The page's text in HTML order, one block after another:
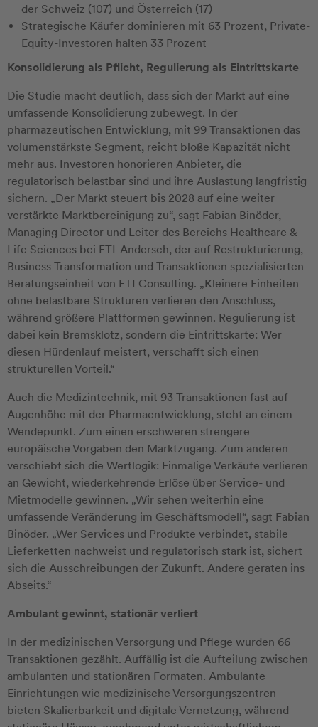
der Schweiz (107) und Österreich (17)
Strategische Käufer dominieren mit 63 Prozent, Private-
Equity-Investoren halten 33 Prozent
Konsolidierung als Pflicht, Regulierung als Eintrittskarte
Die Studie macht deutlich, dass sich der Markt auf eine
umfassende Konsolidierung zubewegt. In der
pharmazeutischen Entwicklung, mit 99 Transaktionen das
volumenstärkste Segment, reicht bloße Kapazität nicht
mehr aus. Investoren honorieren Anbieter, die
regulatorisch belastbar sind und ihre Auslastung langfristig
sichern. „Der Markt steuert bis 2028 auf eine weiter
verstärkte Marktbereinigung zu“, sagt Fabian Binöder,
Managing Director und Leiter des Bereichs Healthcare &
Life Sciences bei FTI-Andersch, der auf Restrukturierung,
Business Transformation und Transaktionen spezialisierten
Beratungseinheit von FTI Consulting. „Kleinere Einheiten
ohne belastbare Strukturen verlieren den Anschluss,
während größere Plattformen gewinnen. Regulierung ist
dabei kein Bremsklotz, sondern die Eintrittskarte: Wer
diesen Hürdenlauf meistert, verschafft sich einen
strukturellen Vorteil.“
Auch die Medizintechnik, mit 93 Transaktionen fast auf
Augenhöhe mit der Pharmaentwicklung, steht an einem
Wendepunkt. Zum einen erschweren strengere
europäische Vorgaben den Marktzugang. Zum anderen
verschiebt sich die Wertlogik: Einmalige Verkäufe verlieren
an Gewicht, wiederkehrende Erlöse über Service- und
Mietmodelle gewinnen. „Wir sehen weiterhin eine
umfassende Veränderung im Geschäftsmodell“, sagt Fabian
Binöder. „Wer Services und Produkte verbindet, stabile
Lieferketten nachweist und regulatorisch stark ist, sichert
sich die Ausschreibungen der Zukunft. Andere geraten ins
Abseits.“
Ambulant gewinnt, stationär verliert
In der medizinischen Versorgung und Pflege wurden 66
Transaktionen gezählt. Auffällig ist die Aufteilung zwischen
ambulanten und stationären Formaten. Ambulante
Einrichtungen wie medizinische Versorgungszentren
bieten Skalierbarkeit und digitale Vernetzung, während